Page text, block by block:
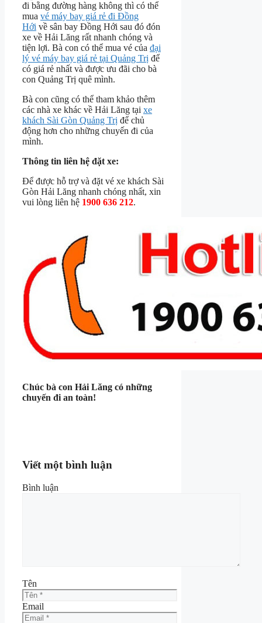
đi bằng đường hàng không thì có thể
mua vé máy bay giá rẻ đi Đồng
Hới về sân bay Đồng Hới sau đó đón
xe về Hải Lăng rất nhanh chóng và
tiện lợi. Bà con có thể mua vé của đại
lý vé máy bay giá rẻ tại Quảng Trị để
có giá rẻ nhất và được ưu đãi cho bà
con Quảng Trị quê mình.
Bà con cũng có thể tham khảo thêm
các nhà xe khác về Hải Lăng tại xe
khách Sài Gòn Quảng Trị để chủ
động hơn cho những chuyến đi của
mình.
Thông tin liên hệ đặt xe:
Để được hỗ trợ và đặt vé xe khách Sài
Gòn Hải Lăng nhanh chóng nhất, xin
vui lòng liên hệ 1900 636 212.
Chúc bà con Hải Lăng có những
chuyến đi an toàn!
Viết một bình luận
Bình luận
Tên
Email